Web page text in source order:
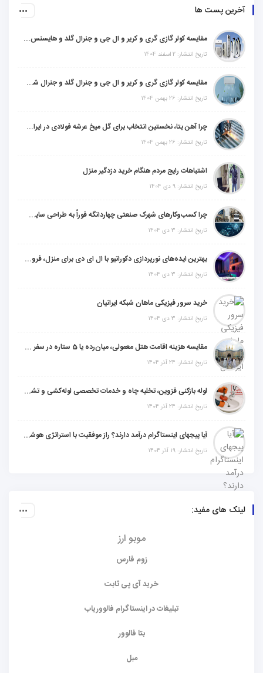
آخرین پست ها
مقایسه کولر گازی گری و کریر و ال جی و جنرال گلد و هایسنس و مدیا و اجنرال
تاریخ انتشار: 2 اسفند 1404
مقایسه کولر گازی گری و کریر و ال جی و جنرال گلد و جنرال شکار و سامسونگ و یونیوا
تاریخ انتشار: 26 بهمن 1404
چرا آهن بتا، نخستین انتخاب برای گل میخ عرشه فولادی در ایران است؟
تاریخ انتشار: 26 بهمن 1404
اشتباهات رایج مردم هنگام خرید دزدگیر منزل
تاریخ انتشار: 9 دی 1404
چرا کسب‌وکارهای شهرک صنعتی چهاردانگه فوراً به طراحی سایت نیاز دارند؟
تاریخ انتشار: 3 دی 1404
بهترین ایده‌های نورپردازی دکوراتیو با ال ای دی برای منزل، فروشگاه و دفتر کار
تاریخ انتشار: 3 دی 1404
خرید سرور فیزیکی ماهان شبکه ایرانیان
تاریخ انتشار: 3 دی 1404
مقایسه هزینه اقامت هتل معمولی، میان‌رده یا 5 ستاره در سفر زیارتی عراق
تاریخ انتشار: 24 آذر 1404
لوله بازکنی قزوین، تخلیه چاه و خدمات تخصصی لوله‌کشی و تشخیص ترکیدگی
تاریخ انتشار: 24 آذر 1404
آیا پیجهای اینستاگرام درآمد دارند؟ راز موفقیت با استراتژی هوشمندانه
تاریخ انتشار: 19 آذر 1404
لینک های مفید:
موبو ارز
زوم فارس
خرید آی پی ثابت
تبلیغات در اینستاگرام فالووریاب
بتا فالوور
مبل